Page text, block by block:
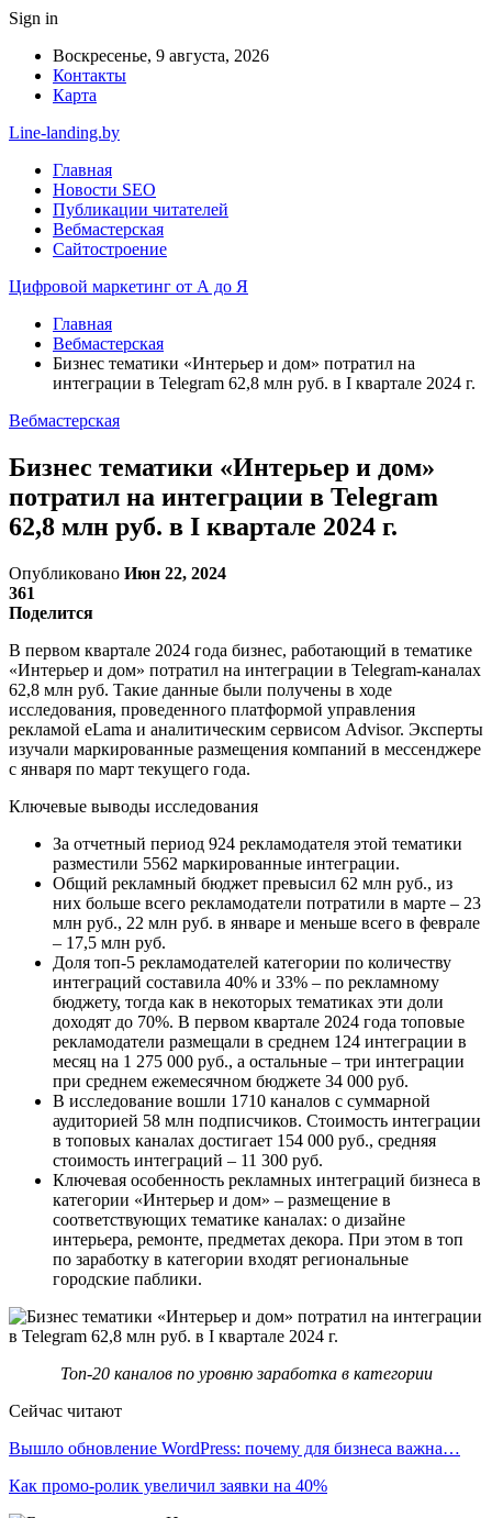
Sign in
Воскресенье, 9 августа, 2026
Контакты
Карта
Line-landing.by
Главная
Новости SEO
Публикации читателей
Вебмастерская
Сайтостроение
Цифровой маркетинг от А до Я
Главная
Вебмастерская
Бизнес тематики «Интерьер и дом» потратил на
интеграции в Telegram 62,8 млн руб. в I квартале 2024 г.
Вебмастерская
Бизнес тематики «Интерьер и дом»
потратил на интеграции в Telegram
62,8 млн руб. в I квартале 2024 г.
Опубликовано Июн 22, 2024
361
Поделится
В первом квартале 2024 года бизнес, работающий в тематике
«Интерьер и дом» потратил на интеграции в Telegram-каналах
62,8 млн руб. Такие данные были получены в ходе
исследования, проведенного платформой управления
рекламой eLama и аналитическим сервисом Advisor. Эксперты
изучали маркированные размещения компаний в мессенджере
с января по март текущего года.
Ключевые выводы исследования
За отчетный период 924 рекламодателя этой тематики
разместили 5562 маркированные интеграции.
Общий рекламный бюджет превысил 62 млн руб., из
них больше всего рекламодатели потратили в марте – 23
млн руб., 22 млн руб. в январе и меньше всего в феврале
– 17,5 млн руб.
Доля топ-5 рекламодателей категории по количеству
интеграций составила 40% и 33% – по рекламному
бюджету, тогда как в некоторых тематиках эти доли
доходят до 70%. В первом квартале 2024 года топовые
рекламодатели размещали в среднем 124 интеграции в
месяц на 1 275 000 руб., а остальные – три интеграции
при среднем ежемесячном бюджете 34 000 руб.
В исследование вошли 1710 каналов с суммарной
аудиторией 58 млн подписчиков. Стоимость интеграции
в топовых каналах достигает 154 000 руб., средняя
стоимость интеграций – 11 300 руб.
Ключевая особенность рекламных интеграций бизнеса в
категории «Интерьер и дом» – размещение в
соответствующих тематике каналах: о дизайне
интерьера, ремонте, предметах декора. При этом в топ
по заработку в категории входят региональные
городские паблики.
Топ-20 каналов по уровню заработка в категории
Сейчас читают
Вышло обновление WordPress: почему для бизнеса важна…
Как промо-ролик увеличил заявки на 40%